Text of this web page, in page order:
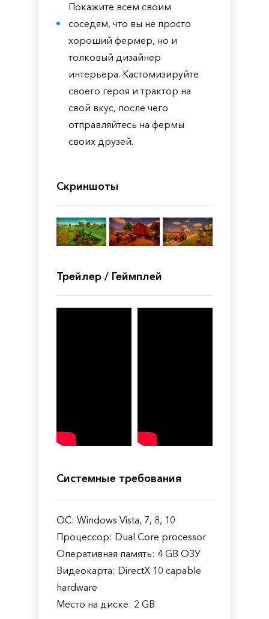
Покажите всем своим
соседям, что вы не просто
хороший фермер, но и
толковый дизайнер
интерьера. Кастомизируйте
своего героя и трактор на
свой вкус, после чего
отправляйтесь на фермы
своих друзей.
Скриншоты
Трейлер / Геймплей
Системные требования
ОС: Windows Vista, 7, 8, 10
Процессор: Dual Core processor
Оперативная память: 4 GB ОЗУ
Видеокарта: DirectX 10 capable
hardware
Место на диске: 2 GB